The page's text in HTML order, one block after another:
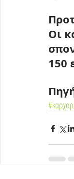
Οι
150